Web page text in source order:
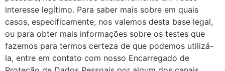
interesse legítimo. Para saber mais sobre em quais
casos, especificamente, nos valemos desta base legal,
ou para obter mais informações sobre os testes que
fazemos para termos certeza de que podemos utilizá-
la, entre em contato com nosso Encarregado de